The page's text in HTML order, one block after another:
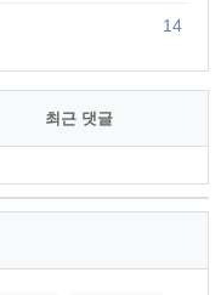
14
최근 댓글